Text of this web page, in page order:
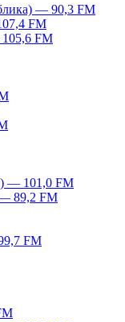
— 90,3 FM
FM
FM
— 101,0 FM
— 89,2 FM
FM